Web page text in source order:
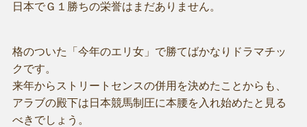
日本でＧ１勝ちの栄誉はまだありません。
格のついた「今年のエリ女」で勝てばかなりドラマチッ
クです。
来年からストリートセンスの併用を決めたことからも、
アラブの殿下は日本競馬制圧に本腰を入れ始めたと見る
べきでしょう。